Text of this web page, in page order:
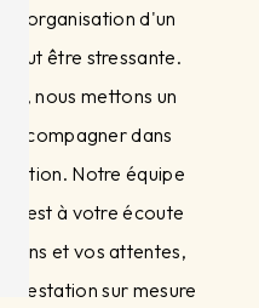
l'organisation d'un
être stressante.
nous mettons un
accompagner dans
Notre équipe
est à votre écoute
et vos attentes,
prestation sur mesure